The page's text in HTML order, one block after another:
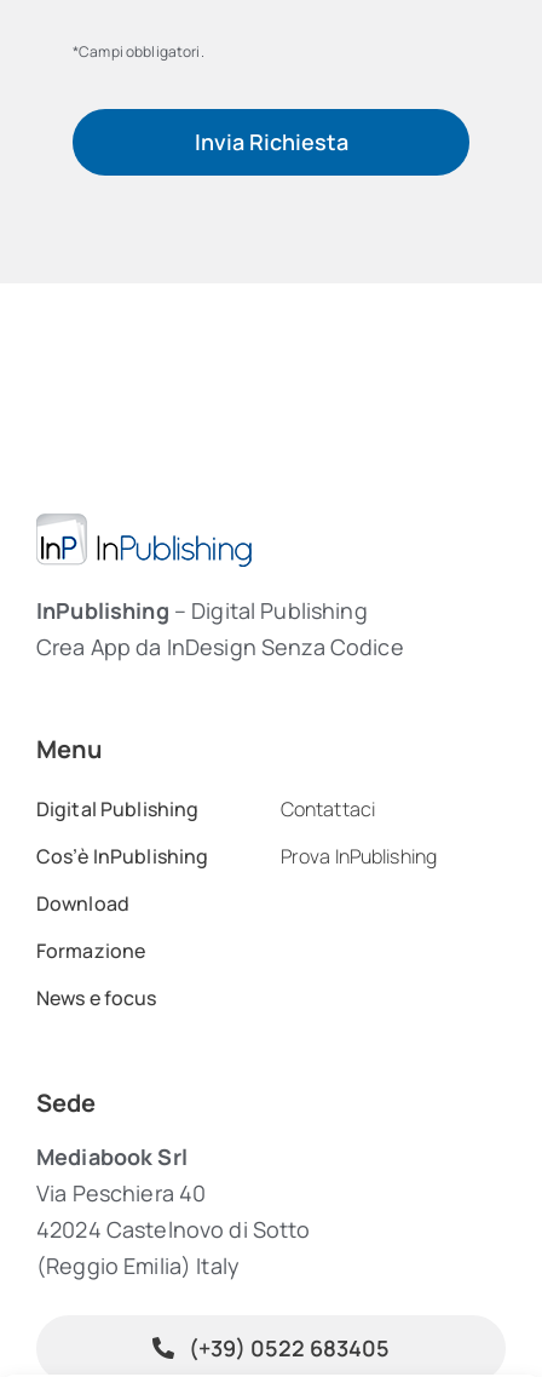
*Campi obbligatori.
Invia Richiesta
InPublishing – Digital Publishing
Crea App da InDesign Senza Codice
Menu
Digital Publishing
Cos’è InPublishing
Download
Formazione
News e focus
Contattaci
Prova InPublishing
Sede
Mediabook Srl
Via Peschiera 40
42024 Castelnovo di Sotto
(Reggio Emilia) Italy
(+39) 0522 683405